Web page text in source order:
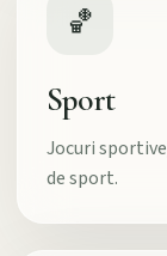
🏀
Sport
Jocuri
de sport.